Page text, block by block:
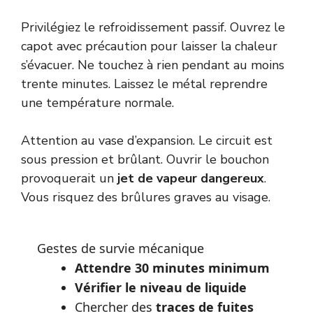
Privilégiez le refroidissement passif. Ouvrez le
capot avec précaution pour laisser la chaleur
s’évacuer. Ne touchez à rien pendant au moins
trente minutes. Laissez le métal reprendre
une température normale.
Attention au vase d’expansion. Le circuit est
sous pression et brûlant. Ouvrir le bouchon
provoquerait un jet de vapeur dangereux.
Vous risquez des brûlures graves au visage.
Gestes de survie mécanique
Attendre 30 minutes minimum
Vérifier le niveau de liquide
Chercher des traces de fuites